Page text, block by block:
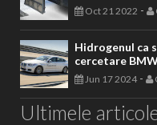
Oct 21 2022 -
Hidrogenul ca
cercetare
Jun 17 2024-
Ultimele